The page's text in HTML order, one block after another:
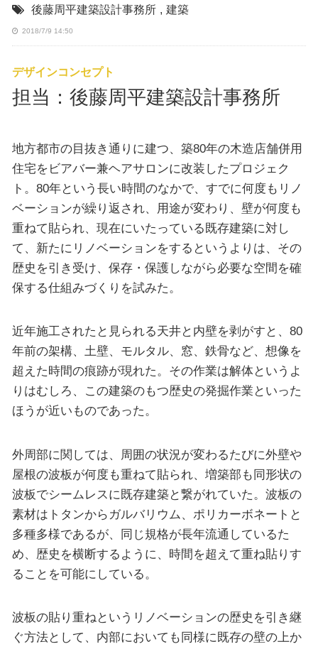
後藤周平建築設計事務所 , 建築
2018/7/9 14:50
デザインコンセプト
担当：後藤周平建築設計事務所
地方都市の目抜き通りに建つ、築80年の木造店舗併用
住宅をビアバー兼ヘアサロンに改装したプロジェク
ト。80年という長い時間のなかで、すでに何度もリノ
ベーションが繰り返され、用途が変わり、壁が何度も
重ねて貼られ、現在にいたっている既存建築に対し
て、新たにリノベーションをするというよりは、その
歴史を引き受け、保存・保護しながら必要な空間を確
保する仕組みづくりを試みた。
近年施工されたと見られる天井と内壁を剥がすと、80
年前の架構、土壁、モルタル、窓、鉄骨など、想像を
超えた時間の痕跡が現れた。その作業は解体というよ
りはむしろ、この建築のもつ歴史の発掘作業といった
ほうが近いものであった。
外周部に関しては、周囲の状況が変わるたびに外壁や
屋根の波板が何度も重ねて貼られ、増築部も同形状の
波板でシームレスに既存建築と繋がれていた。波板の
素材はトタンからガルバリウム、ポリカーボネートと
多種多様であるが、同じ規格が長年流通しているた
め、歴史を横断するように、時間を超えて重ね貼りす
ることを可能にしている。
波板の貼り重ねというリノベーションの歴史を引き継
ぐ方法として、内部においても同様に既存の壁の上か